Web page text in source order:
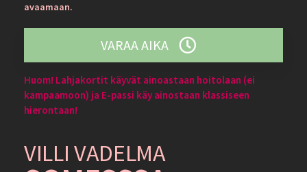
avaamaan.
VARAA AIKA
Huom! Lahjakortit käyvät ainoastaan hoitolaan (ei
kampaamoon) ja E-passi käy ainostaan klassiseen
hierontaan!
VILLI VADELMA